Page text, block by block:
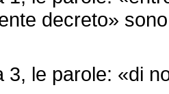
decreto»
le parole: «di